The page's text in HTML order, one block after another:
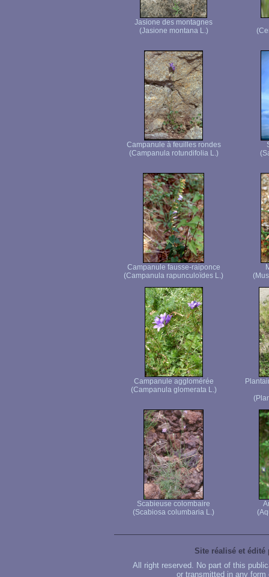
Jasione des montagnes
(Jasione montana L.)
Campanule à feuilles rondes
(Campanula rotundifolia L.)
Campanule fausse-raiponce
(Campanula rapunculoïdes L.)
Campanule agglomérée
(Campanula glomerata L.)
Scabieuse colombaire
(Scabiosa columbaria L.)
Site réalisé et édité
All right reserved. No part of this
or transmitted in any